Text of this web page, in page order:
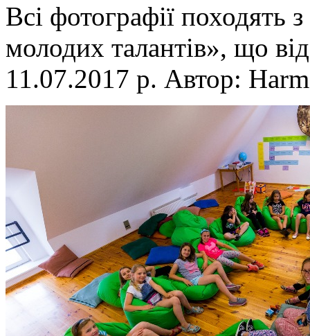
Всі фотографії походять
молодих талантів», що
11.07.2017 р. Автор: